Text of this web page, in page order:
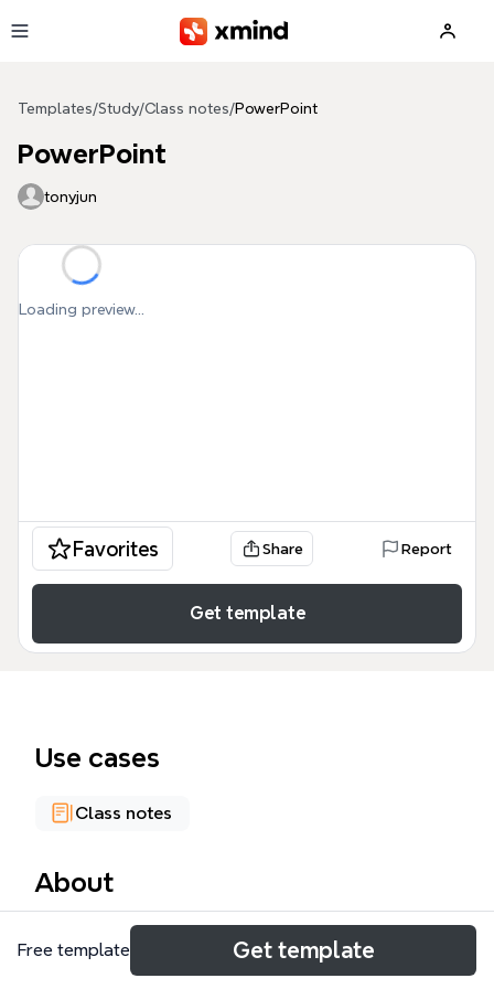
Templates/Study/Class notes/PowerPoint
PowerPoint
tonyjun
Loading preview...
Favorites Share Report
Get template
Use cases
Class notes
About
PowerPoint 思维导图模板系统梳理了 PowerPoint 的
核心知识体系，涵盖 64 个节点，适合办公人员、培训
Free template Get template